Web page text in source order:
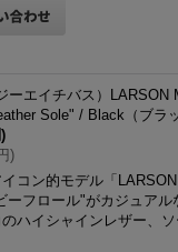
ーエイチバス）LARSON
Sole" / Black（ブラッ
)
コン的モデル「
ーフロール"がカジュア
ハイシャインレザー、ソ